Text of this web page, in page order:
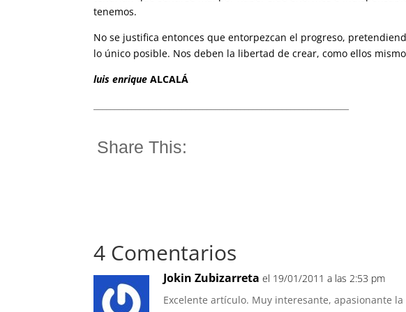
tenemos.
No se justifica entonces que entorpezcan el progreso,
lo único posible. Nos deben la libertad de crear, como ellos
luis enrique ALCALÁ
Share This:
4 Comentarios
Jokin Zubizarreta el 19/01/2011 a las 2:53 pm
Excelente artículo. Muy interesante, apasionante